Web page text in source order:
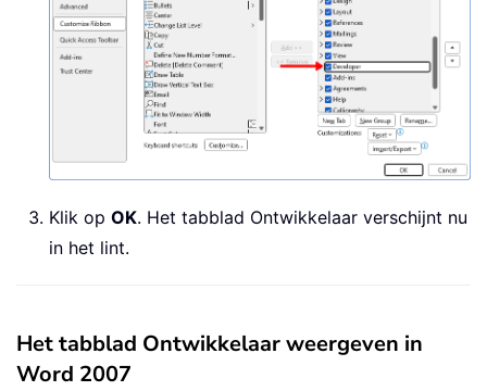
Klik op OK. Het tabblad Ontwikkelaar verschijnt nu
in het lint.
Het tabblad Ontwikkelaar weergeven in
Word 2007